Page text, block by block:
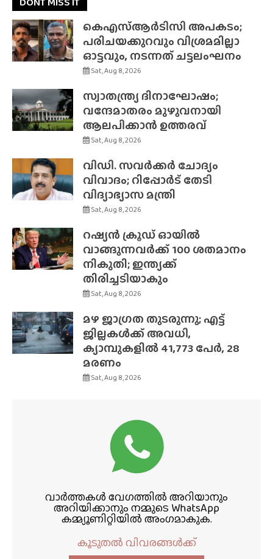
കെഎസ്ആർടിസി അപകടം;
പരിചയക്കുറവും വിശ്രമമില്ലാ
ഓട്ടവും, നടന്നത് ചട്ടലംഘനം
Sat, Aug 8, 2026
സ്വാതന്ത്ര്യ ദിനാഘോഷം;
വന്ദേമാതരം മുഴുവനായി
ആലപിക്കാൻ ഉത്തരവ്
Sat, Aug 8, 2026
വിഡി. സവർക്കർ ചോദ്യം
വിവാദം; റിപ്പോർട് തേടി
വിദ്യാഭ്യാസ മന്ത്രി
Sat, Aug 8, 2026
റഷ്യൻ ക്രൂഡ് ഓയിൽ
വാങ്ങുന്നവർക്ക് 100 ശതമാനം
നികുതി; ഇന്ത്യക്ക്
തിരിച്ചടിയാകും
Sat, Aug 8, 2026
മഴ ജാഗ്രത തുടരുന്നു; എട്ട്
ജില്ലകൾക്ക് അവധി,
ക്യാമ്പുകളിൽ 41,773 പേർ, 28
മരണം
Sat, Aug 8, 2026
വാർത്തകൾ വേഗത്തിൽ അറിയാനും
അറിയിക്കാനും നമ്മുടെ WhatsApp
കമ്മ്യൂണിറ്റിയിൽ അംഗമാകുക.
കൂടുതൽ വിവരങ്ങൾക്ക്